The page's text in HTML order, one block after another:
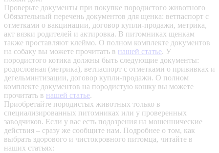
Проверьте документы при покупке породистого животного
Обязательный перечень документов для щенка: ветпаспорт с
отметками о вакцинации, договор купли-продажи, метрика,
акт вязки родителей и актировка. В питомниках щенкам
также проставляют клеймо. О полном комплекте документов
на собаку вы можете прочитать в нашей статье. У
породистого котика должны быть следующие документы:
родословная (метрика), ветпаспорт с отметками о прививках и
дегельминтизации, договор купли-продажи. О полном
комплекте документов на породистую кошку вы можете
прочитать в нашей статье.
Приобретайте породистых животных только в
специализированных питомниках или у проверенных
заводчиков. Если у вас есть подозрения на мошеннические
действия – сразу же сообщите нам. Подробнее о том, как
выбрать здорового и чистокровного питомца, читайте в
наших статьях: